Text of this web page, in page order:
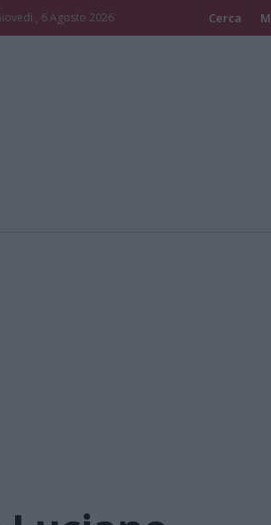
, 6 Agosto 2026 Cerca